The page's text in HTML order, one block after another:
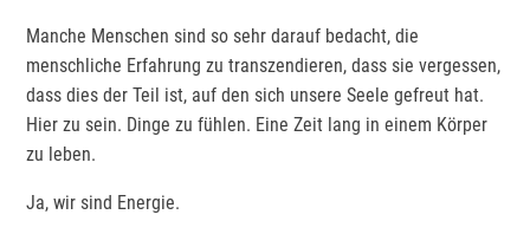
Manche Menschen sind so sehr darauf bedacht, die
menschliche Erfahrung zu transzendieren, dass sie vergessen,
dass dies der Teil ist, auf den sich unsere Seele gefreut hat.
Hier zu sein. Dinge zu fühlen. Eine Zeit lang in einem Körper
zu leben.
Ja, wir sind Energie.